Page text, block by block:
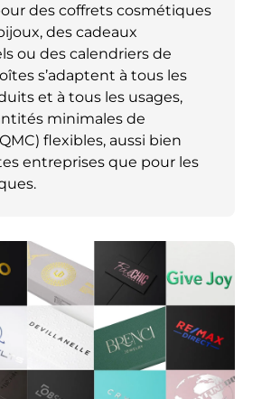
des coffrets cosmétiques
des cadeaux
ou des calendriers de
s’adaptent à tous les
et à tous les usages,
minimales de
flexibles, aussi bien
entreprises que pour les